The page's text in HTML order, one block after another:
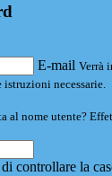
E-mail Verrà
necessarie.
al nome utente?
controllare la